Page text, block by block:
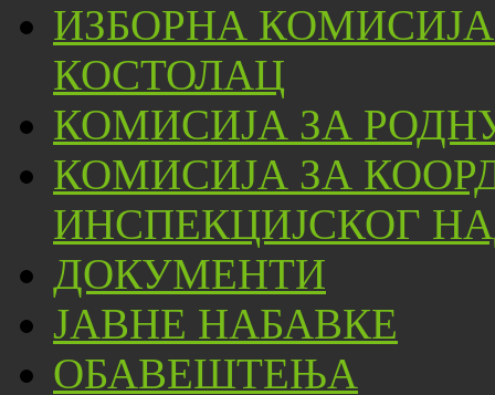
ИЗБОРНА
КОСТОЛАЦ
КОМИСИЈА ЗА
КОМИСИЈА ЗА
ИНСПЕКЦИЈСКОГ
ДОКУМЕНТИ
ЈАВНЕ НАБАВКЕ
ОБАВЕШТЕЊА